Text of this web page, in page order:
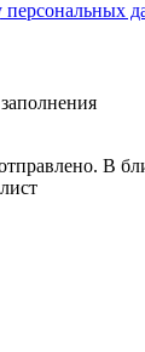
персональных
В